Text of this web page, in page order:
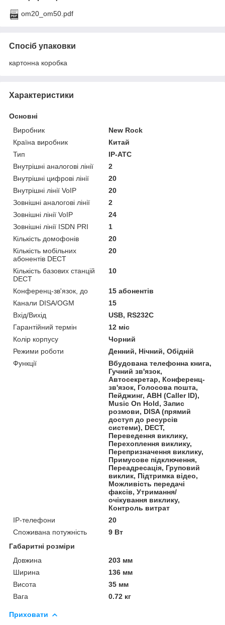
om20_om50.pdf
Спосіб упаковки
картонна коробка
Характеристики
Основні
Виробник
New Rock
Країна виробник
Китай
Тип
IP-АТС
Внутрішні аналогові лінії
2
Внутрішні цифрові лінії
20
Внутрішні лінії VoIP
20
Зовнішні аналогові лінії
2
Зовнішні лінії VoIP
24
Зовнішні лінії ISDN PRI
1
Кількість домофонів
20
Кількість мобільних
абонентів DECT
20
Кількість базових станцій
DECT
10
Конференц-зв'язок, до
15 абонентів
Канали DISA/OGM
15
Вхід/Вихід
USB, RS232C
Гарантійний термін
12 міс
Колір корпусу
Чорний
Режими роботи
Денний, Нічний, Обідній
Функції
Вбудована телефонна книга,
Гучний зв'язок,
Автосекретар, Конференц-
зв'язок, Голосова пошта,
Пейджинг, АВН (Caller ID),
Music On Hold, Запис
розмови, DISA (прямий
доступ до ресурсів
системи), DECT,
Переведення виклику,
Перехоплення виклику,
Перепризначення виклику,
Примусове підключення,
Переадресація, Груповий
виклик, Підтримка відео,
Можливість передачі
факсів, Утримання/
очікування виклику,
Контроль витрат
IP-телефони
20
Споживана потужність
9 Вт
Габаритні розміри
Довжина
203 мм
Ширина
136 мм
Висота
35 мм
Вага
0.72 кг
Приховати